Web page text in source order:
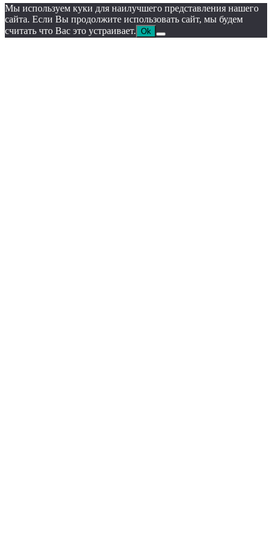
Мы используем куки для наилучшего представления нашего
сайта. Если Вы продолжите использовать сайт, мы будем
считать что Вас это устраивает. Ok